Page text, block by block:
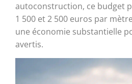
autoconstruction, ce budget
1 500 et 2 500 euros par
une économie substantielle
avertis.